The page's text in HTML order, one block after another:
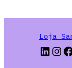
Loja